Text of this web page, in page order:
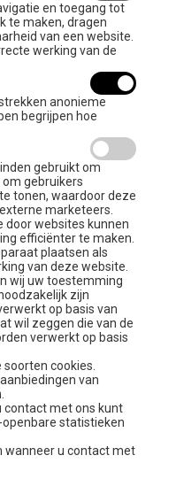
en toegang tot
te maken, dragen
van een website.
werking van de
anonieme
begrijpen hoe
gebruikt om
gebruikers
tonen, waardoor deze
marketeers.
door websites kunnen
efficiënter te maken.
plaatsen als
van deze website.
wij uw toestemming
zijn
op basis van
wil zeggen die van de
verwerkt op basis
cookies.
van
contact met ons kunt
statistieken
wanneer u contact met